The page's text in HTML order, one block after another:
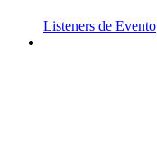
Listeners de Evento